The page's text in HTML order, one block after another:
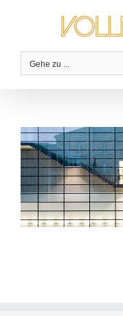
Gehe zu ...